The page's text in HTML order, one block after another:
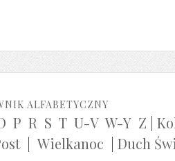
ALFABETYCZNY
P R S T U-V W-Y Z
| Wielkanoc Duch